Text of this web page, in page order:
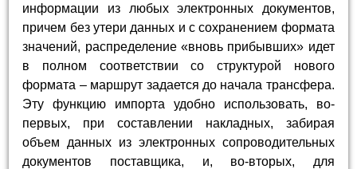
информации из любых электронных документов,
причем без утери данных и с сохранением формата
значений, распределение «вновь прибывших» идет
в полном соответствии со структурой нового
формата – маршрут задается до начала трансфера.
Эту функцию импорта удобно использовать, во-
первых, при составлении накладных, забирая
объем данных из электронных сопроводительных
документов поставщика, и, во-вторых, для